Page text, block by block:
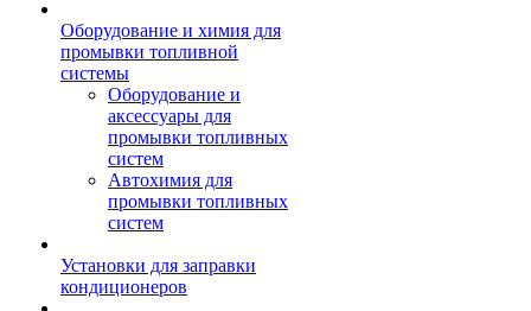
Оборудование и химия для
промывки топливной
системы
Оборудование и
аксессуары для
промывки топливных
систем
Автохимия для
промывки топливных
систем
Установки для заправки
кондиционеров